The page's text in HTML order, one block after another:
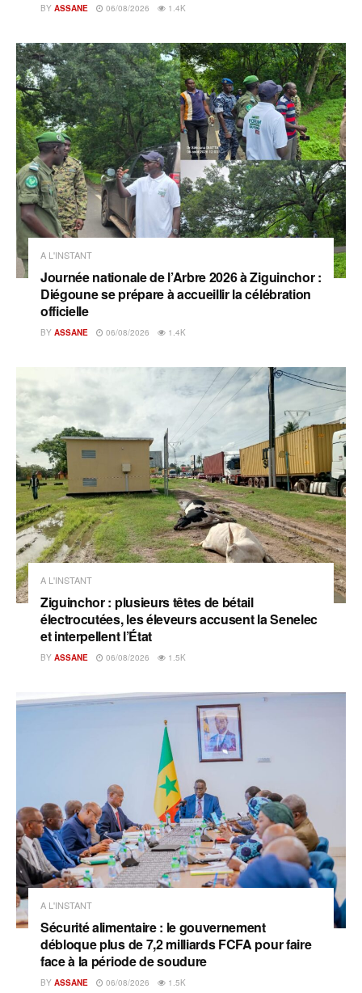
BY ASSANE 06/08/2026 1.4K
A L'INSTANT
Journée nationale de l’Arbre 2026 à Ziguinchor :
Diégoune se prépare à accueillir la célébration
officielle
BY ASSANE 06/08/2026 1.4K
A L'INSTANT
Ziguinchor : plusieurs têtes de bétail
électrocutées, les éleveurs accusent la Senelec
et interpellent l’État
BY ASSANE 06/08/2026 1.5K
A L'INSTANT
Sécurité alimentaire : le gouvernement
débloque plus de 7,2 milliards FCFA pour faire
face à la période de soudure
BY ASSANE 06/08/2026 1.5K